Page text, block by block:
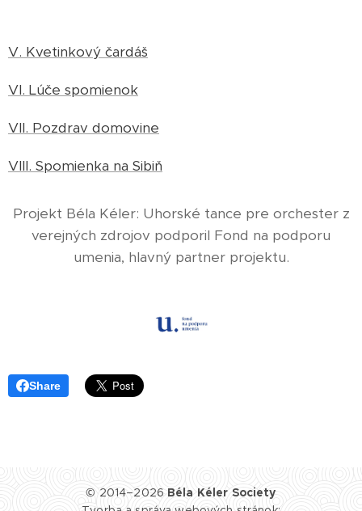
V. Kvetinkový čardáš
VI. Lúče spomienok
VII. Pozdrav domovine
VIII. Spomienka na Sibiň
Projekt Béla Kéler: Uhorské tance pre orchester z
verejných zdrojov podporil Fond na podporu
umenia, hlavný partner projektu.
Share
© 2014–2026 Béla Kéler Society